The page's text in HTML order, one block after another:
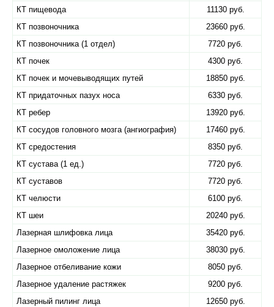
КТ пищевода
11130 руб.
КТ позвоночника
23660 руб.
КТ позвоночника (1 отдел)
7720 руб.
КТ почек
4300 руб.
КТ почек и мочевыводящих путей
18850 руб.
КТ придаточных пазух носа
6330 руб.
КТ ребер
13920 руб.
КТ сосудов головного мозга (ангиография)
17460 руб.
КТ средостения
8350 руб.
КТ сустава (1 ед.)
7720 руб.
КТ суставов
7720 руб.
КТ челюсти
6100 руб.
КТ шеи
20240 руб.
Лазерная шлифовка лица
35420 руб.
Лазерное омоложение лица
38030 руб.
Лазерное отбеливание кожи
8050 руб.
Лазерное удаление растяжек
9200 руб.
Лазерный пилинг лица
12650 руб.